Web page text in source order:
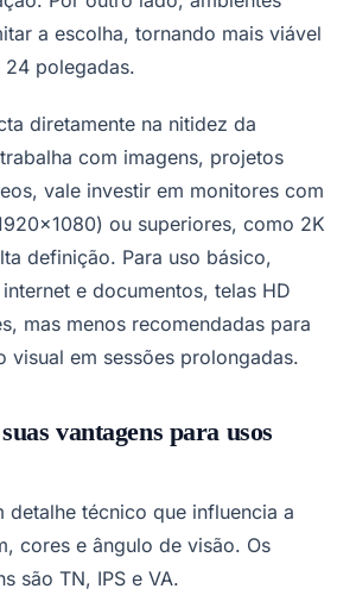
a escolha, tornando mais viável
24 polegadas.
diretamente na nitidez da
com imagens, projetos
vale investir em monitores com
ou superiores, como 2K
definição. Para uso básico,
e documentos, telas HD
mas menos recomendadas para
visual em sessões prolongadas.
vantagens para usos
detalhe técnico que influencia a
cores e ângulo de visão. Os
são TN, IPS e VA.